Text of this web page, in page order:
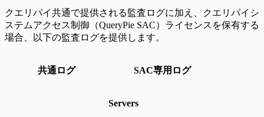
クエリパイ共通で提供される監査ログに加え、クエリパイシ
ステムアクセス制御（QueryPie SAC）ライセンスを保有する
場合、以下の監査ログを提供します。
共通ログ SAC専用ログ
Servers